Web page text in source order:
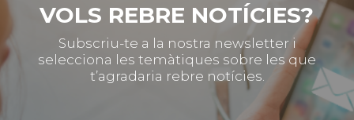
VOLS REBRE NOTÍCIES?
Subscriu-te a la nostra newsletter i
selecciona les temàtiques sobre les que
t’agradaria rebre notícies.